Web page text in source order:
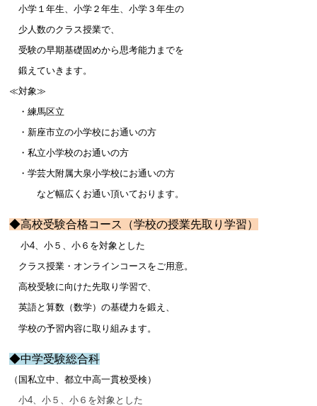
小学１年生、小学２年生、小学３年生の
少人数のクラス授業で、
受験の早期基礎固めから思考能力までを
鍛えていきます。
≪対象≫
・練馬区立
・新座市立の小学校にお通いの方
・私立小学校のお通いの方
・学芸大附属大泉小学校にお通いの方
など幅広くお通い頂いております。
◆高校受験合格コース （学校の授業先取り学習）
小4、 小５、小６を対象とした
クラス授業・オンラインコースをご用意。
高校受験に向けた先取り学習で、
英語と算数（数学）の基礎力を鍛え、
学校の予習内容に取り組みます。
◆中学受験総合科
（国私立中、都立中高一貫校受検）
小4、小５、小６を対象とした